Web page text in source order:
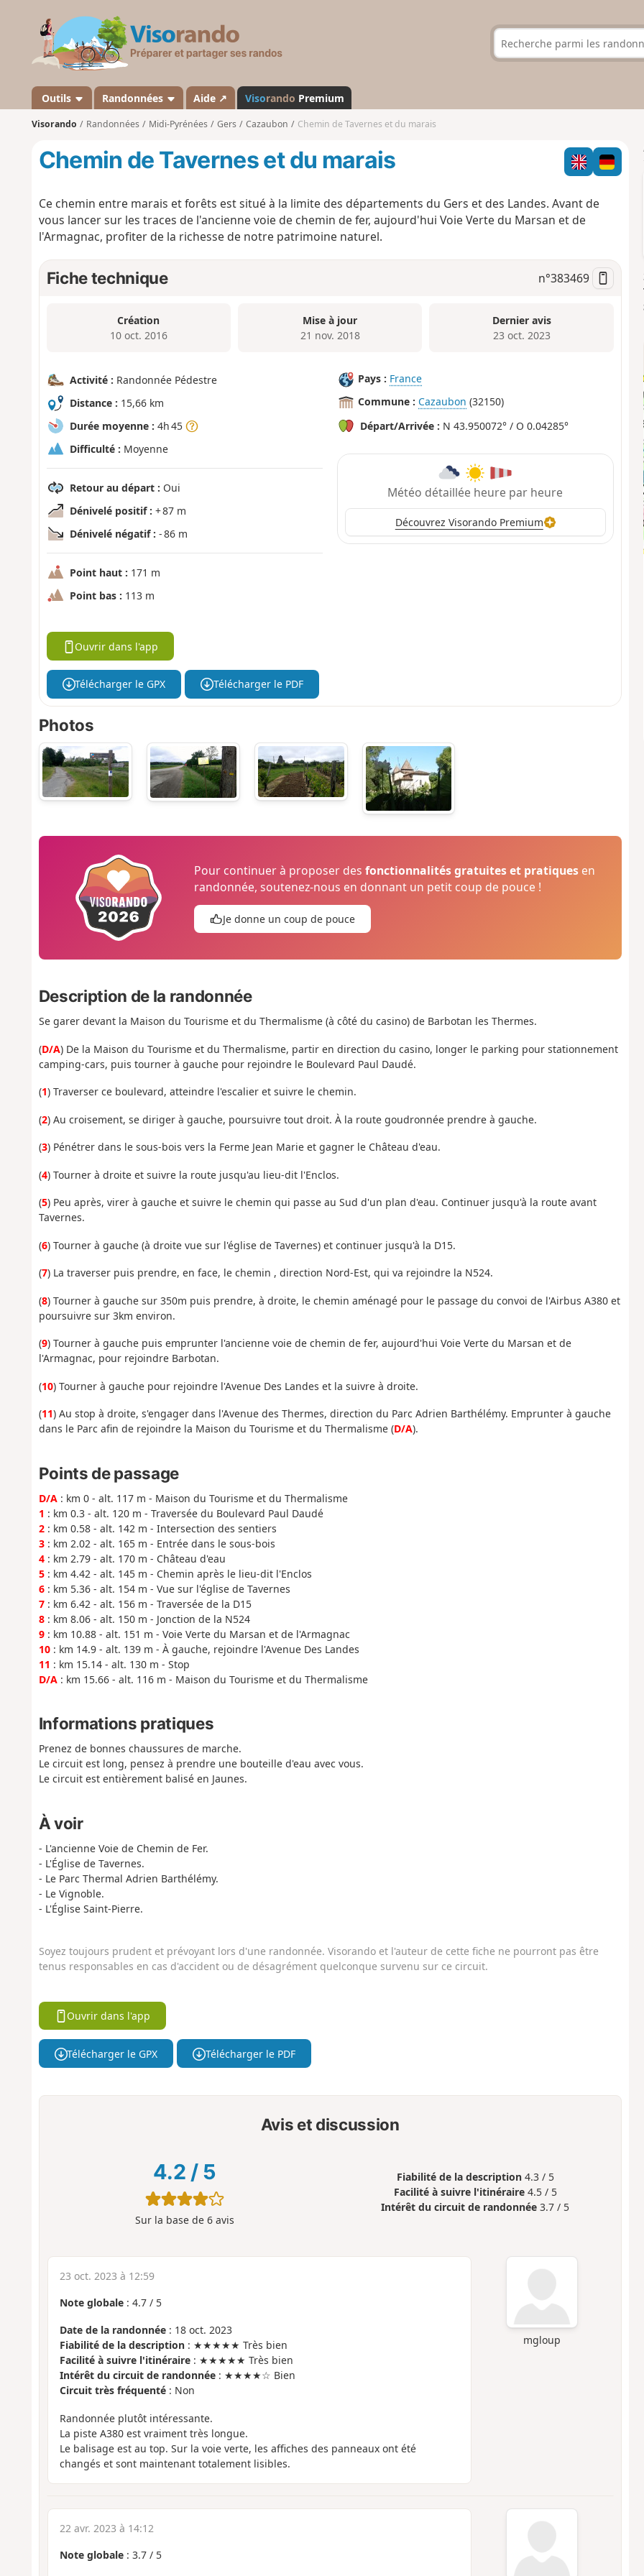
s
a
n
d
Outils Randonnées Aide ↗ Visorando Premium
Visorando Randonnées Midi-Pyrénées Gers Cazaubon Chemin de Tavernes et du marais
Chemin de Tavernes et du marais
Ce chemin entre marais et forêts est situé à la limite des départements du Gers et des Landes. Avant de
vous lancer sur les traces de l'ancienne voie de chemin de fer, aujourd'hui Voie Verte du Marsan et de
l'Armagnac, profiter de la richesse de notre patrimoine naturel.
Fiche technique n°383469
Création
10 oct. 2016
Mise à jour
21 nov. 2018
Dernier avis
23 oct. 2023
Activité : Randonnée Pédestre
Distance : 15,66 km
Durée moyenne : 4h 45
Difficulté : Moyenne
Retour au départ : Oui
Dénivelé positif : + 87 m
Dénivelé négatif : - 86 m
Point haut : 171 m
Point bas : 113 m
Pays : France
Commune : Cazaubon (32150)
Départ/Arrivée : N 43.950072° / O 0.04285°
Météo détaillée heure par heure
Découvrez Visorando Premium
Ouvrir dans l'app
Télécharger le GPX Télécharger le PDF
Photos
Pour continuer à proposer desfonctionnalités gratuites et pratiques en
randonnée, soutenez-nous en donnant un petit coup de pouce !
Je donne un coup de pouce
Description de la randonnée
Se garer devant la Maison du Tourisme et du Thermalisme (à côté du casino) de Barbotan les Thermes.
(D/A) De la Maison du Tourisme et du Thermalisme, partir en direction du casino, longer le parking pour stationnement
camping-cars, puis tourner à gauche pour rejoindre le Boulevard Paul Daudé.
(1) Traverser ce boulevard, atteindre l'escalier et suivre le chemin.
(2) Au croisement, se diriger à gauche, poursuivre tout droit. À la route goudronnée prendre à gauche.
(3) Pénétrer dans le sous-bois vers la Ferme Jean Marie et gagner le Château d'eau.
(4) Tourner à droite et suivre la route jusqu'au lieu-dit l'Enclos.
(5) Peu après, virer à gauche et suivre le chemin qui passe au Sud d'un plan d'eau. Continuer jusqu'à la route avant
Tavernes.
(6) Tourner à gauche (à droite vue sur l'église de Tavernes) et continuer jusqu'à la D15.
(7) La traverser puis prendre, en face, le chemin , direction Nord-Est, qui va rejoindre la N524.
(8) Tourner à gauche sur 350m puis prendre, à droite, le chemin aménagé pour le passage du convoi de l'Airbus A380 et
poursuivre sur 3km environ.
(9) Tourner à gauche puis emprunter l'ancienne voie de chemin de fer, aujourd'hui Voie Verte du Marsan et de
l'Armagnac, pour rejoindre Barbotan.
(10) Tourner à gauche pour rejoindre l'Avenue Des Landes et la suivre à droite.
(11) Au stop à droite, s'engager dans l'Avenue des Thermes, direction du Parc Adrien Barthélémy. Emprunter à gauche
dans le Parc afin de rejoindre la Maison du Tourisme et du Thermalisme (D/A).
Points de passage
D/A: km 0 - alt. 117 m - Maison du Tourisme et du Thermalisme
1 : km 0.3 - alt. 120 m - Traversée du Boulevard Paul Daudé
2: km 0.58 - alt. 142 m - Intersection des sentiers
3: km 2.02 - alt. 165 m - Entrée dans le sous-bois
4: km 2.79 - alt. 170 m - Château d'eau
5: km 4.42 - alt. 145 m - Chemin après le lieu-dit l'Enclos
6: km 5.36 - alt. 154 m - Vue sur l'église de Tavernes
7: km 6.42 - alt. 156 m - Traversée de la D15
8: km 8.06 - alt. 150 m - Jonction de la N524
9: km 10.88 - alt. 151 m - Voie Verte du Marsan et de l'Armagnac
10: km 14.9 - alt. 139 m - À gauche, rejoindre l'Avenue Des Landes
11 : km 15.14 - alt. 130 m - Stop
D/A: km 15.66 - alt. 116 m - Maison du Tourisme et du Thermalisme
Informations pratiques
Prenez de bonnes chaussures de marche.
Le circuit est long, pensez à prendre une bouteille d'eau avec vous.
Le circuit est entièrement balisé en Jaunes.
À voir
- L'ancienne Voie de Chemin de Fer.
- L'Église de Tavernes.
- Le Parc Thermal Adrien Barthélémy.
- Le Vignoble.
- L'Église Saint-Pierre.
Soyez toujours prudent et prévoyant lors d'une randonnée. Visorando et l'auteur de cette fiche ne pourront pas être
tenus responsables en cas d'accident ou de désagrément quelconque survenu sur ce circuit.
Ouvrir dans l'app
Télécharger le GPX Télécharger le PDF
Avis et discussion
4.2 / 5
Sur la base de 6avis
Fiabilité de la description 4.3 / 5
Facilité à suivre l'itinéraire 4.5 / 5
Intérêt du circuit de randonnée 3.7 / 5
mgloup
23 oct. 2023 à 12:59
Note globale: 4.7/ 5
Date de la randonnée: 18 oct. 2023
Fiabilité de la description: ★★★★★ Très bien
Facilité à suivre l'itinéraire: ★★★★★ Très bien
Intérêt du circuit de randonnée: ★★★★☆ Bien
Circuit très fréquenté: Non
Randonnée plutôt intéressante.
La piste A380 est vraiment très longue.
Le balisage est au top. Sur la voie verte, les affiches des panneaux ont été
changés et sont maintenant totalement lisibles.
22 avr. 2023 à 14:12
Note globale: 3.7/ 5